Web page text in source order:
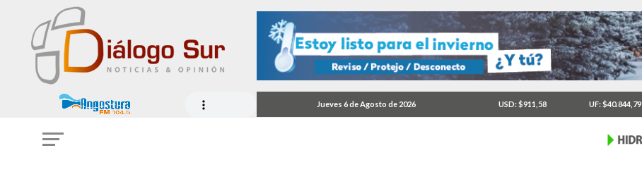
Jueves 6 de Agosto de 2026 USD: $911,58 UF: $40.844,79